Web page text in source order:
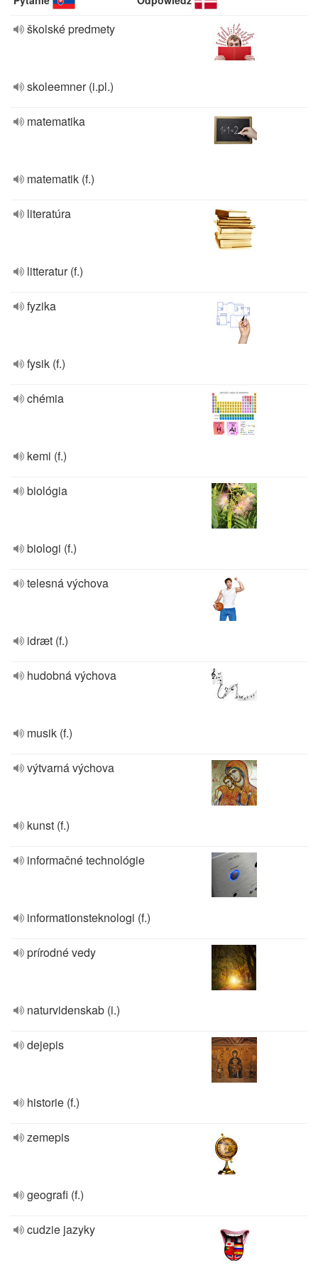
školské predmety
skoleemner (i.pl.)
matematika
matematik (f.)
literatúra
litteratur (f.)
fyzika
fysik (f.)
chémia
kemi (f.)
biológia
biologi (f.)
telesná výchova
idræt (f.)
hudobná výchova
musik (f.)
výtvarná výchova
kunst (f.)
informačné technológie
informationsteknologi (f.)
prírodné vedy
naturvidenskab (i.)
dejepis
historie (f.)
zemepis
geografi (f.)
cudzie jazyky